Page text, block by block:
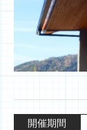
開催期間